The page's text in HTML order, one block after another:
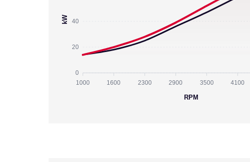
40
20
0
kW
1000 1600 2300 2900 3500 4100
RPM